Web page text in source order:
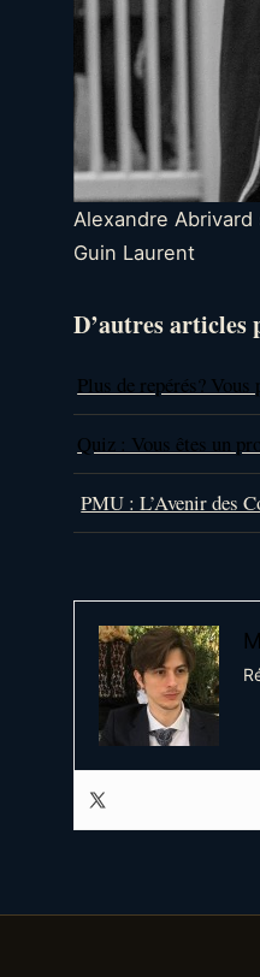
Alexandre
Guin Laurent
D’autres articles
Plus de repérés? Vous
Quiz : Vous êtes un
PMU : L’Avenir des